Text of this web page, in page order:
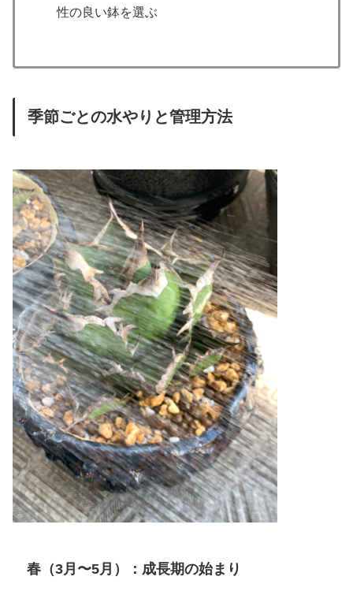
性の良い鉢を選ぶ
季節ごとの水やりと管理方法
春（3月〜5月）：成長期の始まり